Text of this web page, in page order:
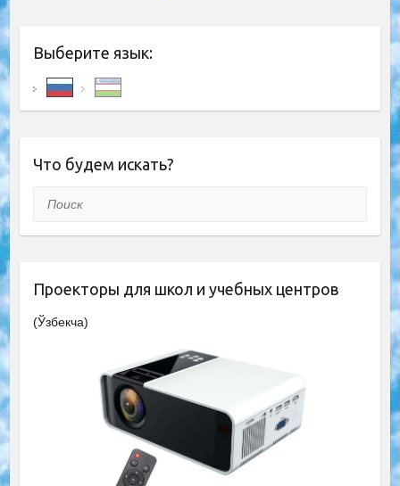
Выберите язык:
Что будем искать?
Поиск
Проекторы для школ и учебных центров
(Ўзбекча)